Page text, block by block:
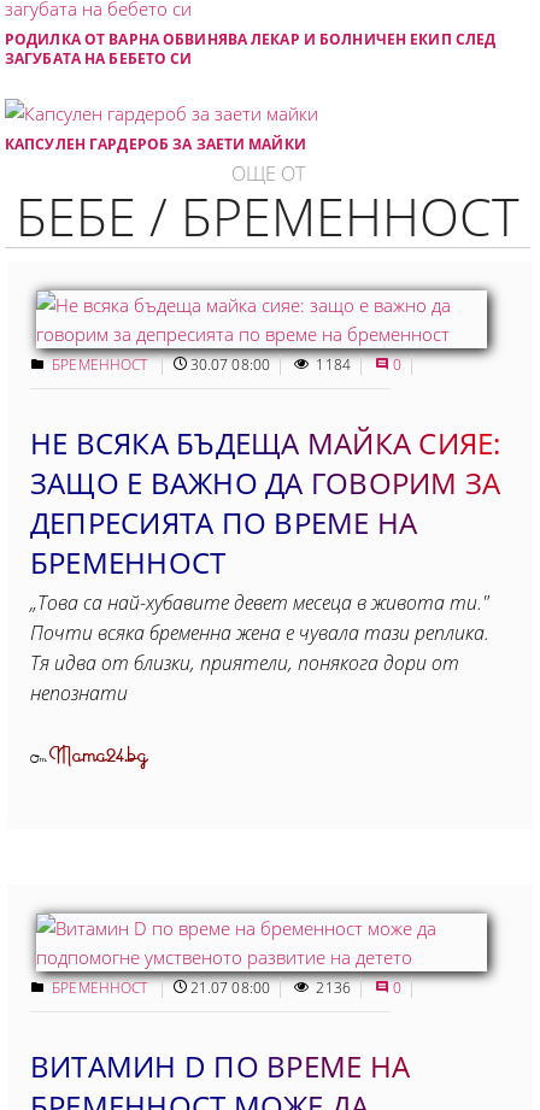
РОДИЛКА ОТ ВАРНА ОБВИНЯВА ЛЕКАР И БОЛНИЧЕН ЕКИП СЛЕД
ЗАГУБАТА НА БЕБЕТО СИ
КАПСУЛЕН ГАРДЕРОБ ЗА ЗАЕТИ МАЙКИ
ОЩЕ ОТ
БЕБЕ / БРЕМЕННОСТ
БРЕМЕННОСТ 30.07 08:00 1184 0
НЕ ВСЯКА БЪДЕЩА МАЙКА СИЯЕ:
ЗАЩО Е ВАЖНО ДА ГОВОРИМ ЗА
ДЕПРЕСИЯТА ПО ВРЕМЕ НА
БРЕМЕННОСТ
„Това са най-хубавите девет месеца в живота ти."
Почти всяка бременна жена е чувала тази реплика.
Тя идва от близки, приятели, понякога дори от
непознати
ОтMama24.bg
БРЕМЕННОСТ 21.07 08:00 2136 0
ВИТАМИН D ПО ВРЕМЕ НА